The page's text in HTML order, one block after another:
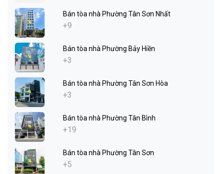
Bán tòa nhà Phường Tân Sơn Nhất
+9
Bán tòa nhà Phường Bảy Hiền
+3
Bán tòa nhà Phường Tân Sơn Hòa
+3
Bán tòa nhà Phường Tân Bình
+19
Bán tòa nhà Phường Tân Sơn
+5